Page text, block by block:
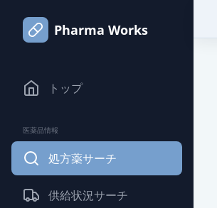
Pharma Works
トップ
医薬品情報
処方薬サーチ
供給状況サーチ